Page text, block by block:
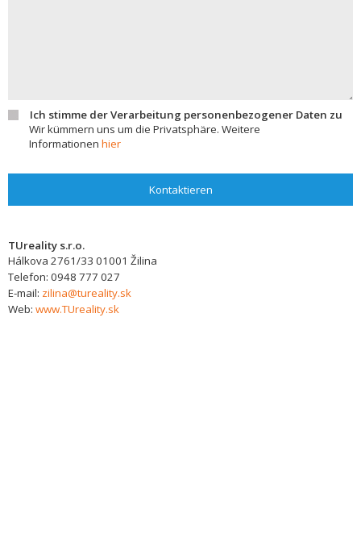
Ich stimme der Verarbeitung personenbezogener Daten zu
Wir kümmern uns um die Privatsphäre. Weitere
Informationen hier
Kontaktieren
TUreality s.r.o.
Hálkova 2761/33 01001 Žilina
Telefon: 0948 777 027
E-mail: zilina@tureality.sk
Web: www.TUreality.sk